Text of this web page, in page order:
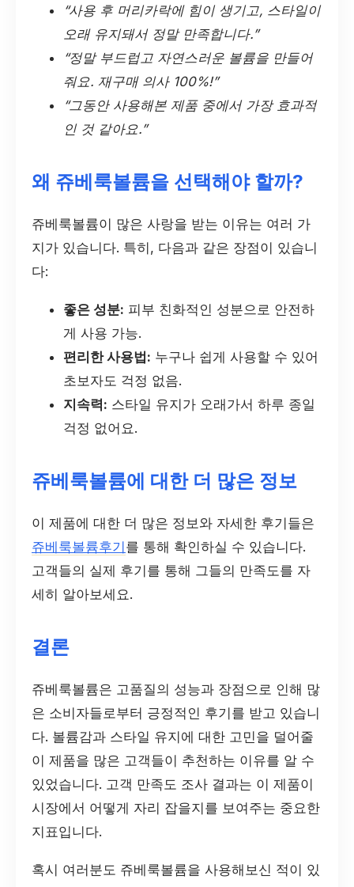
“사용 후 머리카락에 힘이 생기고, 스타일이
오래 유지돼서 정말 만족합니다.”
“정말 부드럽고 자연스러운 볼륨을 만들어
줘요. 재구매 의사 100%!”
“그동안 사용해본 제품 중에서 가장 효과적
인 것 같아요.”
왜 쥬베룩볼륨을 선택해야 할까?
쥬베룩볼륨이 많은 사랑을 받는 이유는 여러 가
지가 있습니다. 특히, 다음과 같은 장점이 있습니
다:
좋은 성분: 피부 친화적인 성분으로 안전하
게 사용 가능.
편리한 사용법: 누구나 쉽게 사용할 수 있어
초보자도 걱정 없음.
지속력: 스타일 유지가 오래가서 하루 종일
걱정 없어요.
쥬베룩볼륨에 대한 더 많은 정보
이 제품에 대한 더 많은 정보와 자세한 후기들은
쥬베룩볼륨후기를 통해 확인하실 수 있습니다.
고객들의 실제 후기를 통해 그들의 만족도를 자
세히 알아보세요.
결론
쥬베룩볼륨은 고품질의 성능과 장점으로 인해 많
은 소비자들로부터 긍정적인 후기를 받고 있습니
다. 볼륨감과 스타일 유지에 대한 고민을 덜어줄
이 제품을 많은 고객들이 추천하는 이유를 알 수
있었습니다. 고객 만족도 조사 결과는 이 제품이
시장에서 어떻게 자리 잡을지를 보여주는 중요한
지표입니다.
혹시 여러분도 쥬베룩볼륨을 사용해보신 적이 있